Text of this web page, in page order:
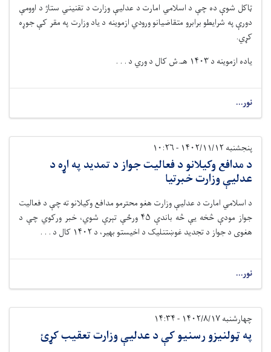
ټاکل شوې ده چې د اسلامي امارت د عدلیې وزارت د تقنیني ستاژ د اوومې
دورې په شرایطو برابرو متقاضیانو ورودي ازموینه د یاد وزارت په مقر کې جوړه
کړي.
یاده ازموینه د ۱۴۰۳ هـ.ش کال د وري د . . .
نور...
پنجشنبه ۱۴۰۲/۱۱/۱۲ - ۱۰:۲۶
د مدافع وکیلانو د فعالیت جواز د تمدید په اړه د
عدلیې وزارت خبرتیا
د اسلامي امارت د عدلیې وزارت هغو محترمو مدافع وکیلانو ته چې د فعالیت
جواز مودې څخه یې څه باندې ۴۵ ورځې تېرې شوي، خبر ورکوي چې د
هغوی د جواز د تجدید غوښتنلیک د اخیستو بهیر، د ۱۴۰۲ کال د . . .
نور...
چهارشنبه ۱۴۰۲/۸/۱۷ - ۱۴:۳۴
په ټولنیزو رسنیو کې د عدلیې وزارت تعقیب کړئ